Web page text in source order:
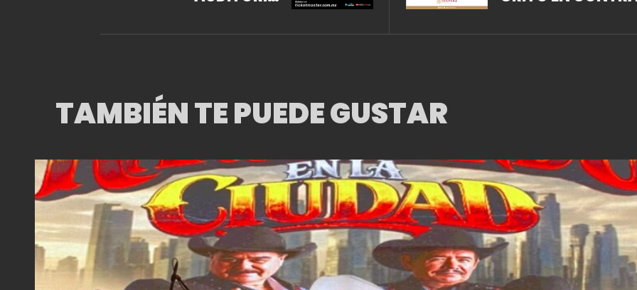
GRANDES INVITADOS
CRUELDAD
TAMBIÉN TE PUEDE GUSTAR